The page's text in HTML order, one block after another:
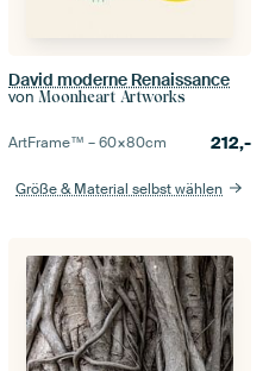
David moderne Renaissance
von Moonheart Artworks
ArtFrame™ –60×80cm 212,-
Größe & Material selbst wählen